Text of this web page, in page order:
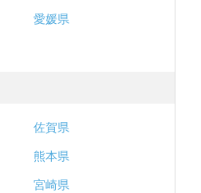
愛媛県
佐賀県
熊本県
宮崎県